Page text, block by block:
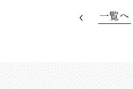
一覧へ